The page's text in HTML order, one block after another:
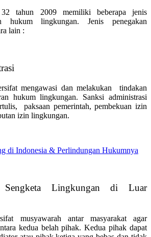
tahun 2009 memiliki beberapa jenis
hukum lingkungan. Jenis penegakan
lain :
mengawasi dan melakukan tindakan
hukum lingkungan. Sanksi administrasi
paksaan pemerintah, pembekuan izin
izin lingkungan.
di Indonesia & Perlindungan Hukumnya
Sengketa Lingkungan di Luar
musyawarah antar masyarakat agar
kedua belah pihak. Kedua pihak dapat